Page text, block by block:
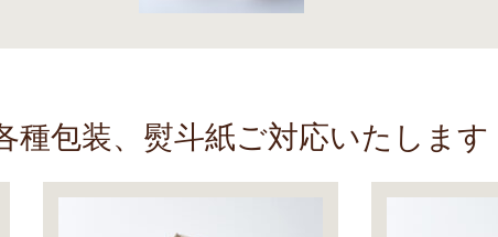
種包装、熨斗紙ご対応いたします